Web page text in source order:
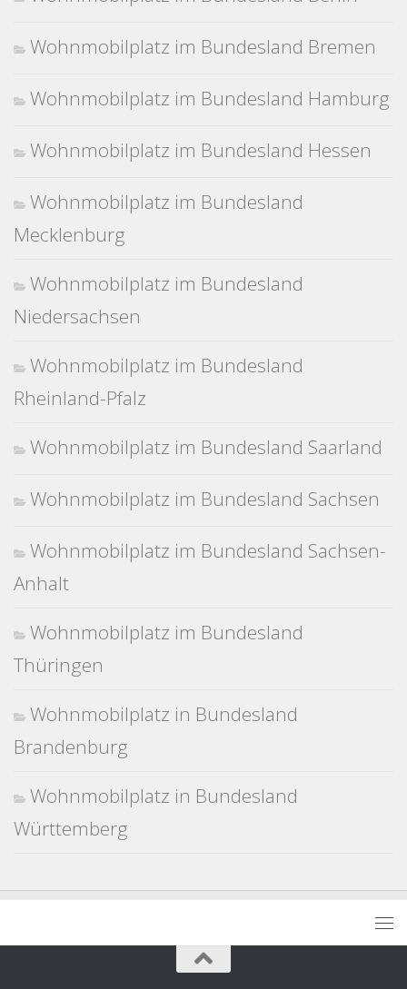
Wohnmobilplatz im Bundesland Bremen
Wohnmobilplatz im Bundesland Hamburg
Wohnmobilplatz im Bundesland Hessen
Wohnmobilplatz im Bundesland
Mecklenburg
Wohnmobilplatz im Bundesland
Niedersachsen
Wohnmobilplatz im Bundesland
Rheinland-Pfalz
Wohnmobilplatz im Bundesland Saarland
Wohnmobilplatz im Bundesland Sachsen
Wohnmobilplatz im Bundesland Sachsen-
Anhalt
Wohnmobilplatz im Bundesland
Thüringen
Wohnmobilplatz in Bundesland
Brandenburg
Wohnmobilplatz in Bundesland
Württemberg